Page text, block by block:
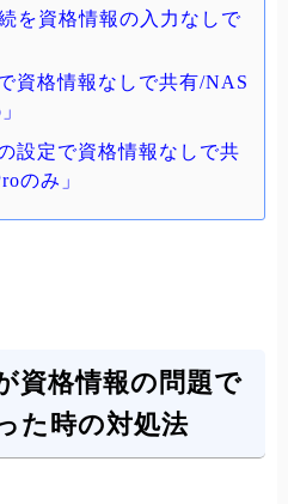
を資格情報の入力なしで
資格情報なしで共有/NAS
設定で資格情報なしで共
のみ」
資格情報の問題で
た時の対処法